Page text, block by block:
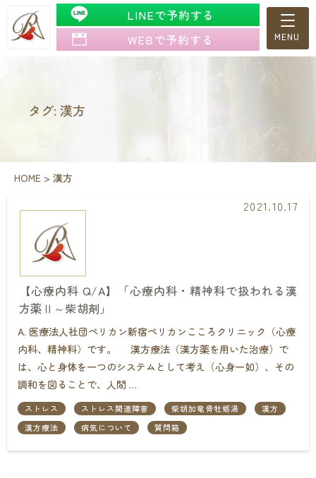
LINEで予約する
WEBで予約する
タグ: 漢方
HOME > 漢方
2021.10.17
【心療内科 Q/A】「心療内科・精神科で扱われる漢
方薬Ⅱ～柴胡剤」
A. 医療法人社団ペリカン新宿ペリカンこころクリニック（心療
内科、精神科）です。 漢方療法（漢方薬を用いた治療）で
は、心と身体を一つのシステムとして考え（心身一如）、その
調和を図ることで、人間 …
ストレス ストレス関連障害 柴胡加竜骨牡蛎湯
漢方
漢方療法
病気について 質問箱